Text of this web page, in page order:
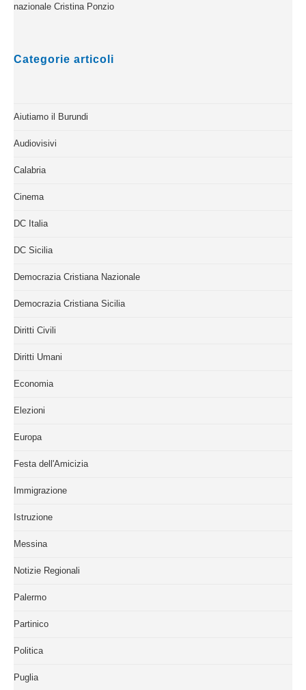
nazionale Cristina Ponzio
Categorie articoli
Aiutiamo il Burundi
Audiovisivi
Calabria
Cinema
DC Italia
DC Sicilia
Democrazia Cristiana Nazionale
Democrazia Cristiana Sicilia
Diritti Civili
Diritti Umani
Economia
Elezioni
Europa
Festa dell'Amicizia
Immigrazione
Istruzione
Messina
Notizie Regionali
Palermo
Partinico
Politica
Puglia